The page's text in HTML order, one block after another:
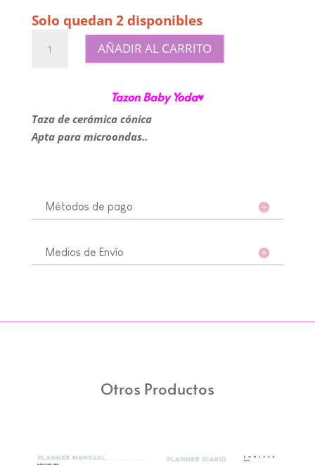
Solo quedan 2 disponibles
Baby
AÑADIR AL CARRITO
Tazon Baby Yoda♥
Taza de cerámica cónica
Apta para microondas..
Métodos de pago
Medios de Envío
Otros Productos